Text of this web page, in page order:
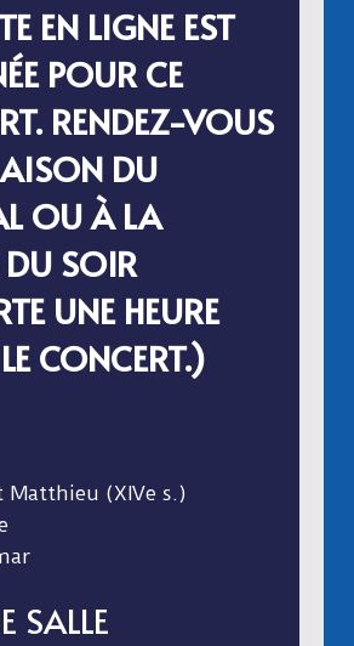
EN LIGNE EST
POUR CE
RENDEZ-VOUS
DU
OU À LA
SOIR
UNE HEURE
CONCERT.)
Matthieu (XIVe s.)
SALLE